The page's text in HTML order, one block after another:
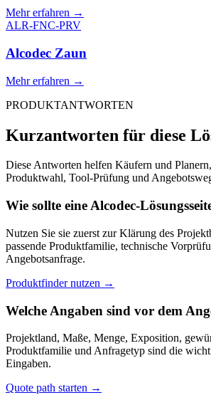
Mehr erfahren →
ALR-FNC-PRV
Alcodec Zaun
Mehr erfahren →
PRODUKTANTWORTEN
Kurzantworten für diese
Diese Antworten helfen Käufern und
Produktwahl, Tool-Prüfung und
Wie sollte eine Alcodec-
Nutzen Sie sie zuerst zur Klärung des
passende Produktfamilie, technische
Angebotsanfrage.
Produktfinder nutzen →
Welche Angaben sind vor dem
Projektland, Maße, Menge, Exposition,
Produktfamilie und Anfragetyp sind die
Eingaben.
Quote path starten →